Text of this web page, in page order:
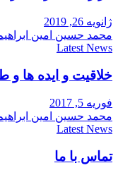
ژانویه 26, 2019
محمد حسین امین
Latest News
خلاقیت و ایده ها
فوریه 5, 2017
محمد حسین امین
Latest News
تماس با ما